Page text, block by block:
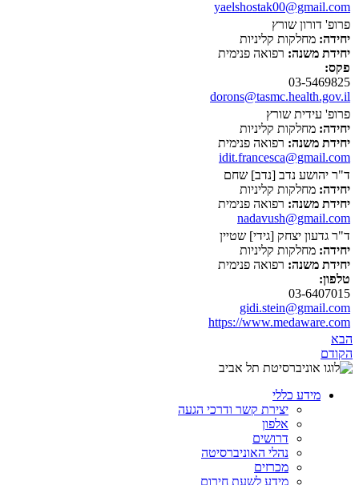
yaelshostak00@gmail.com
פרופ' דורון שורץ
יחידה: מחלקות קליניות
יחידת משנה: רפואה פנימית
פקס:
03-5469825
dorons@tasmc.health.gov.il
פרופ' עידית שורץ
יחידה: מחלקות קליניות
יחידת משנה: רפואה פנימית
idit.francesca@gmail.com
ד"ר יהושע נדב [נדב] שחם
יחידה: מחלקות קליניות
יחידת משנה: רפואה פנימית
nadavush@gmail.com
ד"ר גדעון יצחק [גידי] שטיין
יחידה: מחלקות קליניות
יחידת משנה: רפואה פנימית
טלפון:
03-6407015
gidi.stein@gmail.com
https://www.medaware.com
הבא
הקודם
מידע כללי
יצירת קשר ודרכי הגעה
אלפון
דרושים
נהלי האוניברסיטה
מכרזים
מידע לשעת חירום